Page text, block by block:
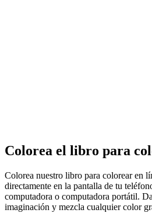
Colorea el libro para
Colorea nuestro libro para colorear en
directamente en la pantalla de tu
computadora o computadora portátil.
imaginación y mezcla cualquier color